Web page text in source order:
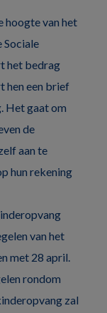
hoogte van het
Sociale
het bedrag
hen een brief
Het gaat om
de
aan te
hun rekening
van het
met 28 april.
rondom
zal